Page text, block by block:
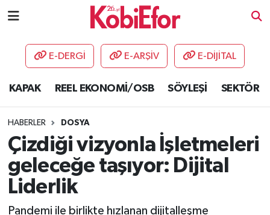
E-DERGİ E-ARŞİV E-DİJİTAL
KAPAK REEL EKONOMİ/OSB SÖYLEŞİ SEKTÖR
HABERLER DOSYA
Çizdiği vizyonla İşletmeleri
geleceğe taşıyor: Dijital
Liderlik
Pandemi ile birlikte hızlanan dijitalleşme
AKADEMİ
DESTEK-TEŞVİK
ETKİNLİK
GÜNCEL